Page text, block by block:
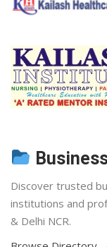
Discover trusted
institutions and
& Delhi NCR.